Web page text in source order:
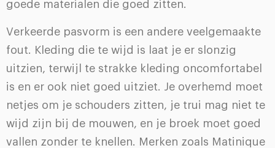
goede materialen die goed zitten.
Verkeerde pasvorm is een andere veelgemaakte
fout. Kleding die te wijd is laat je er slonzig
uitzien, terwijl te strakke kleding oncomfortabel
is en er ook niet goed uitziet. Je overhemd moet
netjes om je schouders zitten, je trui mag niet te
wijd zijn bij de mouwen, en je broek moet goed
vallen zonder te knellen. Merken zoals Matinique